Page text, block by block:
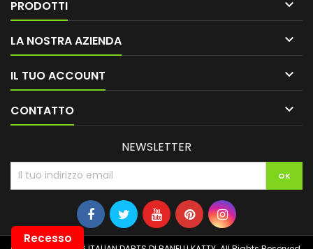
PRODOTTI 
LA NOSTRA AZIENDA 
IL TUO ACCOUNT 
CONTATTO 
NEWSLETTER
Recesso